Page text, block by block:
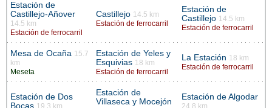
Estación de
Castillejo-Añover
14.5 km
Estación de ferrocarril
Castillejo 14.5 km
Estación de ferrocarril
Estación de
Castillejo 14.5 km
Estación de ferrocarril
Mesa de Ocaña 15.7
km
Meseta
Estación de Yeles y
Esquivias 18 km
Estación de ferrocarril
La Estación 18 km
Estación de ferrocarril
Estación de Dos
Bocas 19.3 km
Estación de
Villaseca y Mocejón
Estación de Algodar
24.8 km